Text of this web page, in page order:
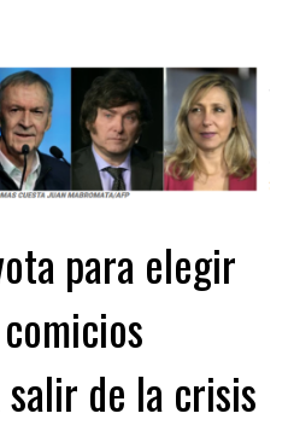
para elegir
de la crisis